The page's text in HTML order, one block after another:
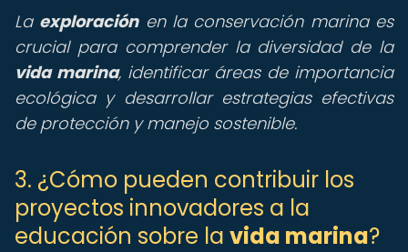
La exploraciónen la conservación marina es
crucial para comprender la diversidad de la
vida marina, identificar áreas de importancia
ecológica y desarrollar estrategias efectivas
de protección y manejo sostenible.
3. ¿Cómo pueden contribuir los
proyectos innovadores a la
educación sobre la vida marina?